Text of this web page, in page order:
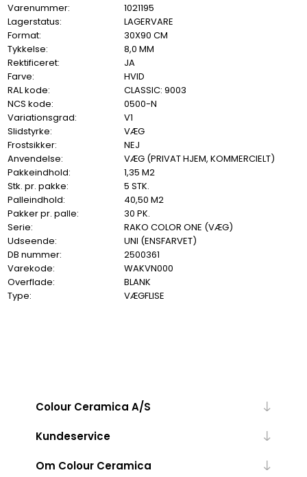
Varenummer:
1021195
Lagerstatus:
LAGERVARE
Format:
30X90 CM
Tykkelse:
8,0 MM
Rektificeret:
JA
Farve:
HVID
RAL kode:
CLASSIC: 9003
NCS kode:
0500-N
Variationsgrad:
V1
Slidstyrke:
VÆG
Frostsikker:
NEJ
Anvendelse:
VÆG (PRIVAT HJEM, KOMMERCIELT)
Pakkeindhold:
1,35 M2
Stk. pr. pakke:
5 STK.
Palleindhold:
40,50 M2
Pakker pr. palle:
30 PK.
Serie:
RAKO COLOR ONE (VÆG)
Udseende:
UNI (ENSFARVET)
DB nummer:
2500361
Varekode:
WAKVN000
Overflade:
BLANK
Type:
VÆGFLISE
Colour Ceramica A/S
Kundeservice
Om Colour Ceramica